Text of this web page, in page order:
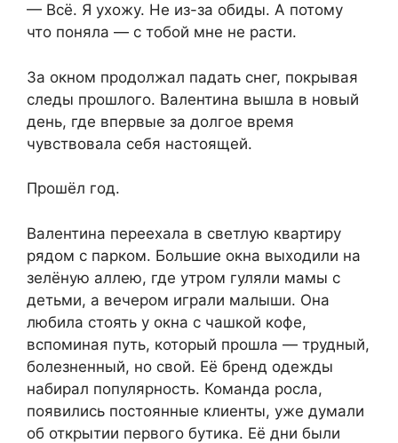
— Всё. Я ухожу. Не из-за обиды. А потому
что поняла — с тобой мне не расти.
За окном продолжал падать снег, покрывая
следы прошлого. Валентина вышла в новый
день, где впервые за долгое время
чувствовала себя настоящей.
Прошёл год.
Валентина переехала в светлую квартиру
рядом с парком. Большие окна выходили на
зелёную аллею, где утром гуляли мамы с
детьми, а вечером играли малыши. Она
любила стоять у окна с чашкой кофе,
вспоминая путь, который прошла — трудный,
болезненный, но свой. Её бренд одежды
набирал популярность. Команда росла,
появились постоянные клиенты, уже думали
об открытии первого бутика. Её дни были